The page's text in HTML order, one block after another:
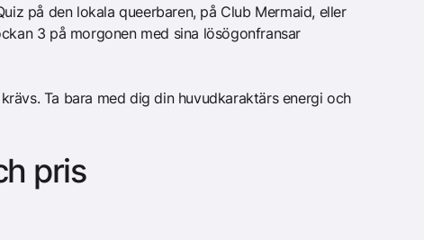
på den lokala queerbaren, på Club Mermaid, eller
3 på morgonen med sina lösögonfransar
Ta bara med dig din huvudkaraktärs energi och
pris